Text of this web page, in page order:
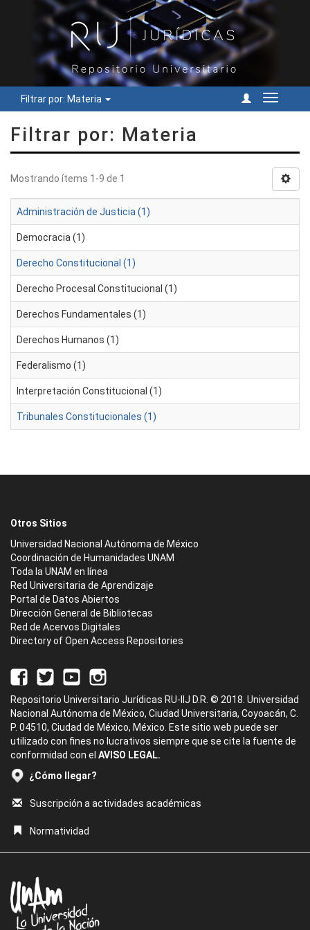
Filtrar por: Materia
Cambiar
Filtrar por: Materia
Mostrando ítems 1-9 de 1
Administración de Justicia (1)
Democracia (1)
Derecho Constitucional (1)
Derecho Procesal Constitucional (1)
Derechos Fundamentales (1)
Derechos Humanos (1)
Federalismo (1)
Interpretación Constitucional (1)
Tribunales Constitucionales (1)
Otros Sitios
Universidad Nacional Autónoma de México
Coordinación de Humanidades UNAM
Toda la UNAM en línea
Red Universitaria de Aprendizaje
Portal de Datos Abiertos
Dirección General de Bibliotecas
Red de Acervos Digitales
Directory of Open Access Repositories
Repositorio Universitario Jurídicas RU-IIJ D.R. © 2018. Universidad
Nacional Autónoma de México, Ciudad Universitaria, Coyoacán, C.
P. 04510, Ciudad de México, México. Este sitio web puede ser
utilizado con fines no lucrativos siempre que se cite la fuente de
conformidad con el AVISO LEGAL.
¿Cómo llegar?
Suscripción a actividades académicas
Normatividad